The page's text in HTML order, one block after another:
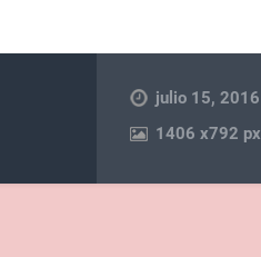
julio 15, 2016
1406x792 px